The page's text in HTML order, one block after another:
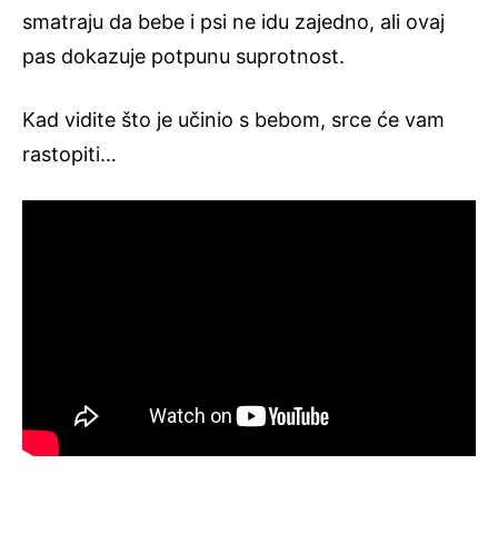
smatraju da bebe i psi ne idu zajedno, ali ovaj
pas dokazuje potpunu suprotnost.
Kad vidite što je učinio s bebom, srce će vam
rastopiti…